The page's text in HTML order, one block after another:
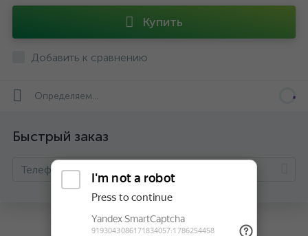
Купить
Добавить к сравнению
Определяем...
Быстрый заказ